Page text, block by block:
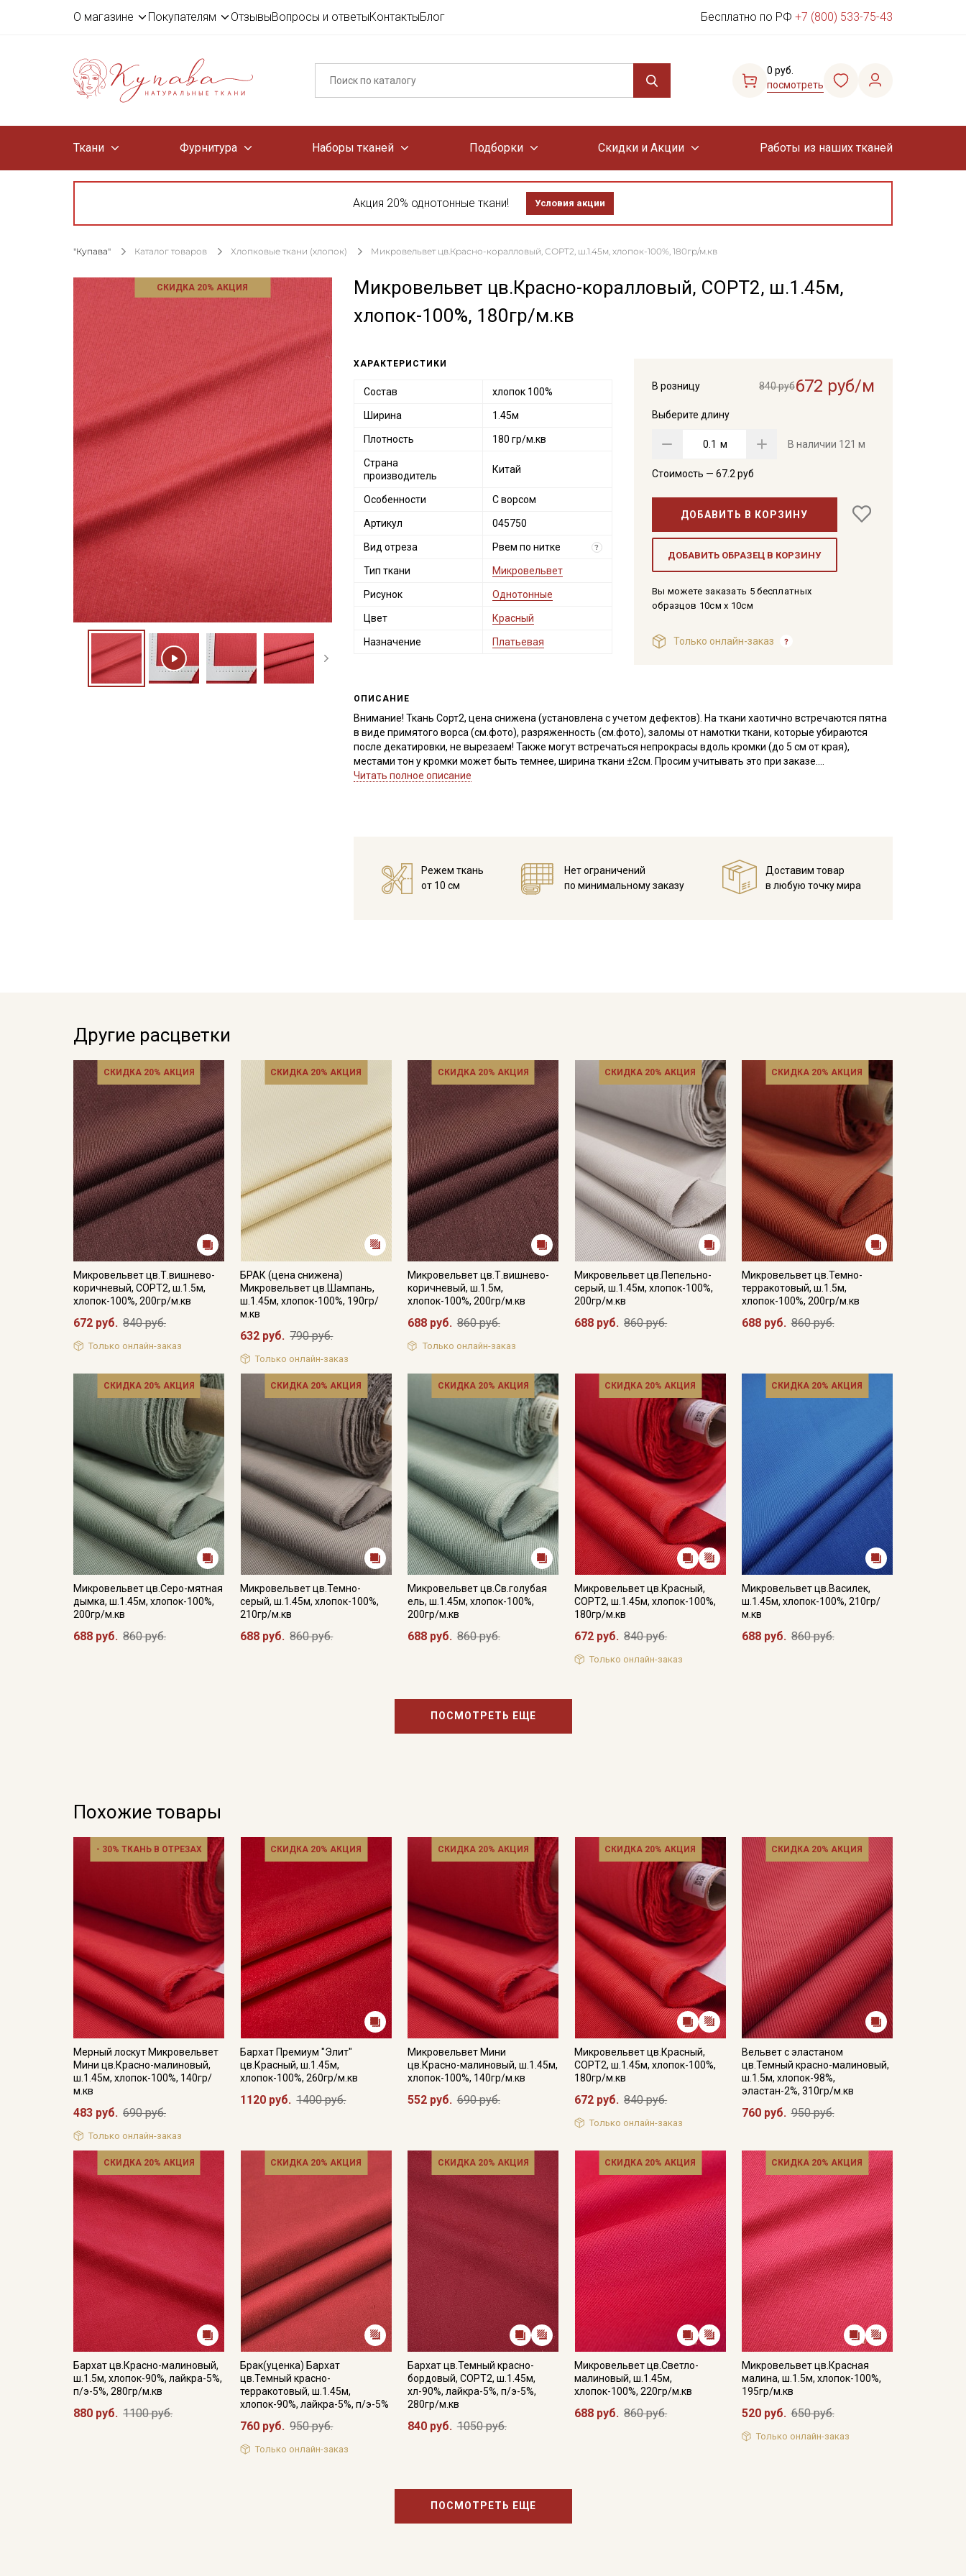
О магазине Покупателям ОтзывыВопросы и ответыКонтактыБлог Бесплатно по РФ +7 (800) 533-75-43
0 руб.
посмотреть
Ткани Фурнитура Наборы тканей Подборки Скидки и Акции Работы из наших тканей
Акция 20% однотонные ткани! Условия акции
"Купава" Каталог товаров Хлопковые ткани (хлопок) Микровельвет цв.Красно-коралловый, СОРТ2, ш.1.45м, хлопок-100%, 180гр/м.кв
СКИДКА 20% АКЦИЯ
Микровельвет цв.Красно-коралловый, СОРТ2, ш.1.45м,
хлопок-100%, 180гр/м.кв
В розницу 840 руб672 руб/м
Выберите длину
м В наличии 121 м
Стоимость — 67.2 руб
ДОБАВИТЬ В КОРЗИНУ
ДОБАВИТЬ ОБРАЗЕЦ В КОРЗИНУ
Вы можете заказать 5 бесплатных
образцов 10см x 10см
Только онлайн-заказ
ХАРАКТЕРИСТИКИ
Состав хлопок 100%
Ширина 1.45м
Плотность 180 гр/м.кв
Страна
производитель
Китай
Особенности С ворсом
Артикул 045750
Вид отреза Рвем по нитке ?
Тип ткани Микровельвет
Рисунок Однотонные
Цвет Красный
Назначение Платьевая
ОПИСАНИЕ
Внимание! Ткань Сорт2, цена снижена (установлена с учетом дефектов). На ткани хаотично встречаются пятна
в виде примятого ворса (см.фото), разряженность (см.фото), заломы от намотки ткани, которые убираются
после декатировки, не вырезаем! Также могут встречаться непрокрасы вдоль кромки (до 5 см от края),
местами тон у кромки может быть темнее, ширина ткани ±2см. Просим учитывать это при заказе.
сильного облегания и натяжения, так как ткань из 100% хлопка и растяжению не поддается, сминаемость
средняя. Оттенок ткани меняется в зависимости от направления ворса, при пошиве важно раскладывать
элементы выкройки в одном направлении.
Читать полное описание
Режем ткань
от 10 см
Нет ограничений
по минимальному заказу
Доставим товар
в любую точку мира
Другие расцветки
СКИДКА 20% АКЦИЯ
Микровельвет цв.Т.вишнево-
коричневый, СОРТ2, ш.1.5м,
хлопок-100%, 200гр/м.кв
672 руб. 840 руб.
Только онлайн-заказ
СКИДКА 20% АКЦИЯ
БРАК (цена снижена)
Микровельвет цв.Шампань,
ш.1.45м, хлопок-100%, 190гр/
м.кв
632 руб. 790 руб.
Только онлайн-заказ
СКИДКА 20% АКЦИЯ
Микровельвет цв.Т.вишнево-
коричневый, ш.1.5м,
хлопок-100%, 200гр/м.кв
688 руб. 860 руб.
Только онлайн-заказ
СКИДКА 20% АКЦИЯ
Микровельвет цв.Пепельно-
серый, ш.1.45м, хлопок-100%,
200гр/м.кв
688 руб. 860 руб.
СКИДКА 20% АКЦИЯ
Микровельвет цв.Темно-
терракотовый, ш.1.5м,
хлопок-100%, 200гр/м.кв
688 руб. 860 руб.
СКИДКА 20% АКЦИЯ
Микровельвет цв.Серо-мятная
дымка, ш.1.45м, хлопок-100%,
200гр/м.кв
688 руб. 860 руб.
СКИДКА 20% АКЦИЯ
Микровельвет цв.Темно-
серый, ш.1.45м, хлопок-100%,
210гр/м.кв
688 руб. 860 руб.
СКИДКА 20% АКЦИЯ
Микровельвет цв.Св.голубая
ель, ш.1.45м, хлопок-100%,
200гр/м.кв
688 руб. 860 руб.
СКИДКА 20% АКЦИЯ
Микровельвет цв.Красный,
СОРТ2, ш.1.45м, хлопок-100%,
180гр/м.кв
672 руб. 840 руб.
Только онлайн-заказ
СКИДКА 20% АКЦИЯ
Микровельвет цв.Василек,
ш.1.45м, хлопок-100%, 210гр/
м.кв
688 руб. 860 руб.
ПОСМОТРЕТЬ ЕЩЕ
Похожие товары
- 30% ТКАНЬ В ОТРЕЗАХ
Мерный лоскут Микровельвет
Мини цв.Красно-малиновый,
ш.1.45м, хлопок-100%, 140гр/
м.кв
483 руб. 690 руб.
Только онлайн-заказ
СКИДКА 20% АКЦИЯ
Бархат Премиум "Элит"
цв.Красный, ш.1.45м,
хлопок-100%, 260гр/м.кв
1120 руб. 1400 руб.
СКИДКА 20% АКЦИЯ
Микровельвет Мини
цв.Красно-малиновый, ш.1.45м,
хлопок-100%, 140гр/м.кв
552 руб. 690 руб.
СКИДКА 20% АКЦИЯ
Микровельвет цв.Красный,
СОРТ2, ш.1.45м, хлопок-100%,
180гр/м.кв
672 руб. 840 руб.
Только онлайн-заказ
СКИДКА 20% АКЦИЯ
Вельвет с эластаном
цв.Темный красно-малиновый,
ш.1.5м, хлопок-98%,
эластан-2%, 310гр/м.кв
760 руб. 950 руб.
СКИДКА 20% АКЦИЯ
Бархат цв.Красно-малиновый,
ш.1.5м, хлопок-90%, лайкра-5%,
п/э-5%, 280гр/м.кв
880 руб. 1100 руб.
СКИДКА 20% АКЦИЯ
Брак(уценка) Бархат
цв.Темный красно-
терракотовый, ш.1.45м,
хлопок-90%, лайкра-5%, п/э-5%
760 руб. 950 руб.
Только онлайн-заказ
СКИДКА 20% АКЦИЯ
Бархат цв.Темный красно-
бордовый, СОРТ2, ш.1.45м,
хл-90%, лайкра-5%, п/э-5%,
280гр/м.кв
840 руб. 1050 руб.
СКИДКА 20% АКЦИЯ
Микровельвет цв.Светло-
малиновый, ш.1.45м,
хлопок-100%, 220гр/м.кв
688 руб. 860 руб.
СКИДКА 20% АКЦИЯ
Микровельвет цв.Красная
малина, ш.1.5м, хлопок-100%,
195гр/м.кв
520 руб. 650 руб.
Только онлайн-заказ
ПОСМОТРЕТЬ ЕЩЕ
Секретная рассылка от
Купава
Мы публикуем здесь дополнительные
промокоды и скидки до 30% на узкие
категории тканей
Электронная почта
Ознакомлен(а) сПолитикой обработки персональных
Согласие на обработку персональных